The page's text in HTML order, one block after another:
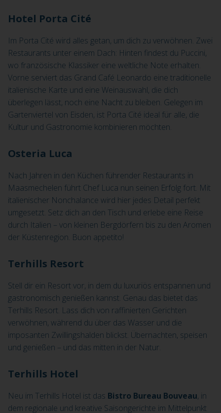
Hotel Porta Cité
Im Porta Cité wird alles getan, um dich zu verwöhnen. Zwei
Restaurants unter einem Dach: Hinten findest du Puccini,
wo französische Klassiker eine weltliche Note erhalten.
Vorne serviert das Grand Café Leonardo eine traditionelle
italienische Karte und eine Weinauswahl, die dich
überlegen lässt, noch eine Nacht zu bleiben. Gelegen im
Gartenviertel von Eisden, ist Porta Cité ideal für alle, die
Kultur und Gastronomie kombinieren möchten.
Osteria Luca
Nach Jahren in den Küchen führender Restaurants in
Maasmechelen führt Chef Luca nun seinen Erfolg fort. Mit
italienischer Nonchalance wird hier jedes Detail perfekt
umgesetzt. Setz dich an den Tisch und erlebe eine Reise
durch Italien – von kleinen Bergdörfern bis zu den Aromen
der Küstenregion. Buon appetito!
Terhills Resort
Stell dir ein Resort vor, in dem du luxuriös entspannen und
gastronomisch genießen kannst. Genau das bietet das
Terhills Resort. Lass dich von raffinierten Gerichten
verwöhnen, während du über das Wasser und die
imposanten Zwillingshalden blickst. Übernachten, speisen
und genießen – und das mitten in der Natur.
Terhills Hotel
Neu im Terhills Hotel ist das Bistro Bureau Bouveau, in
dem regionale und kreative Saisongerichte im Mittelpunkt